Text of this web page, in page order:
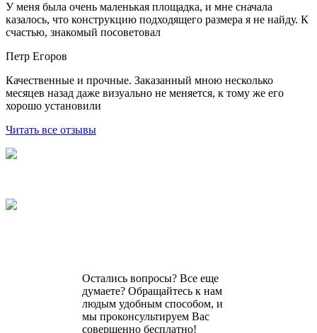
У меня была очень маленькая площадка, и мне сначала
казалось, что конструкцию подходящего размера я не найду. К
счастью, знакомый посоветовал
Петр Егоров
Качественные и прочные. Заказанный мною несколько
месяцев назад даже визуально не меняется, к тому же его
хорошо установили
Читать все отзывы
Остались вопросы? Все еще
думаете? Обращайтесь к нам
людым удобным способом, и
мы проконсультируем Вас
совершенно бесплатно!